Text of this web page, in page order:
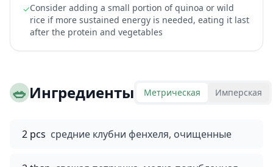
✓Consider adding a small portion of quinoa or wild
rice if more sustained energy is needed, eating it last
after the protein and vegetables
🥗Ингредиенты Метрическая Имперская
2 pcs средние клубни фенхеля, очищенные